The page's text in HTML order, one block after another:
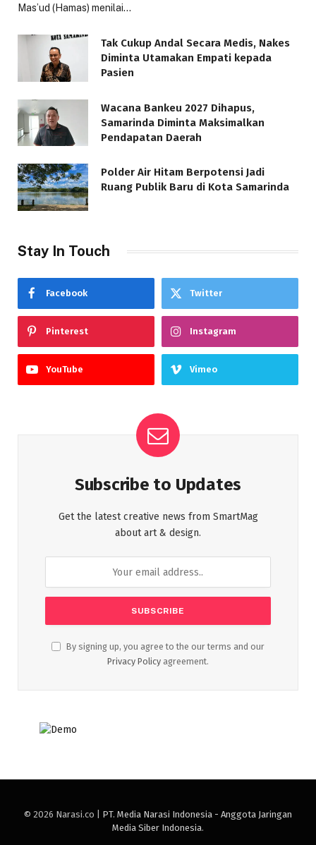
Mas’ud (Hamas) menilai…
Tak Cukup Andal Secara Medis, Nakes
Diminta Utamakan Empati kepada
Pasien
Wacana Bankeu 2027 Dihapus,
Samarinda Diminta Maksimalkan
Pendapatan Daerah
Polder Air Hitam Berpotensi Jadi
Ruang Publik Baru di Kota Samarinda
Stay In Touch
Facebook Twitter
Pinterest Instagram
YouTube Vimeo
Subscribe to Updates
Get the latest creative news from SmartMag
about art & design.
By signing up, you agree to the our terms and our
Privacy Policy agreement.
© 2026 Narasi.co | PT. Media Narasi Indonesia - Anggota Jaringan
Media Siber Indonesia.